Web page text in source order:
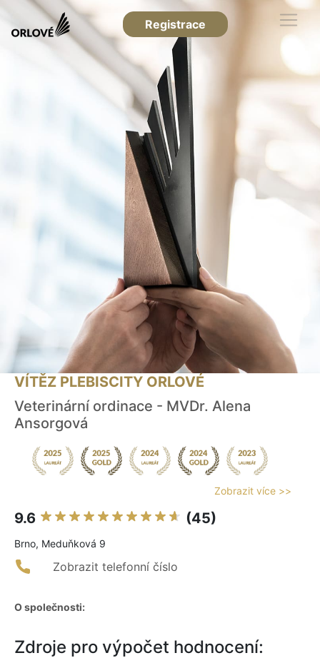
Registrace
VÍTĚZ PLEBISCITY ORLOVÉ
Veterinární ordinace - MVDr. Alena
Ansorgová
Zobrazit více >>
9.6 (45)
Brno, Meduňková 9
Zobrazit telefonní číslo
O společnosti:
Zdroje pro výpočet hodnocení: